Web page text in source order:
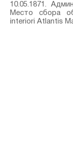
10.05.1871.
Место сбора
interiori Atlantis